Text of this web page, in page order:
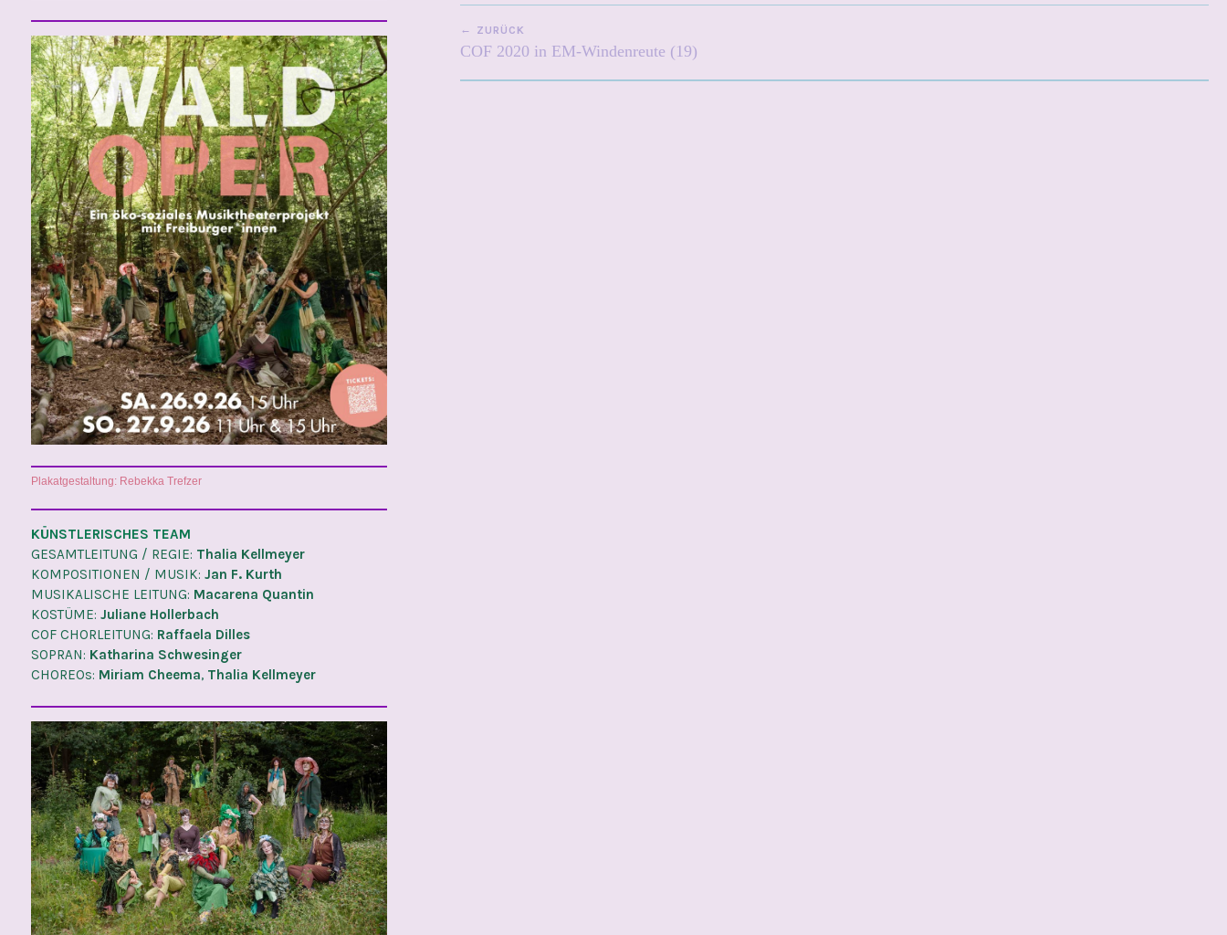
BEITRAGSNAVIGATION
ZURÜCK
COF 2020 in EM-Windenreute (19)
Plakatgestaltung: Rebekka Trefzer
KÜNSTLERISCHES TEAM
GESAMTLEITUNG / REGIE: Thalia Kellmeyer
KOMPOSITIONEN / MUSIK: Jan F. Kurth
MUSIKALISCHE LEITUNG: Macarena Quantin
KOSTÜME: Juliane Hollerbach
COF CHORLEITUNG: Raffaela Dilles
SOPRAN: Katharina Schwesinger
CHOREOs: Miriam Cheema, Thalia Kellmeyer